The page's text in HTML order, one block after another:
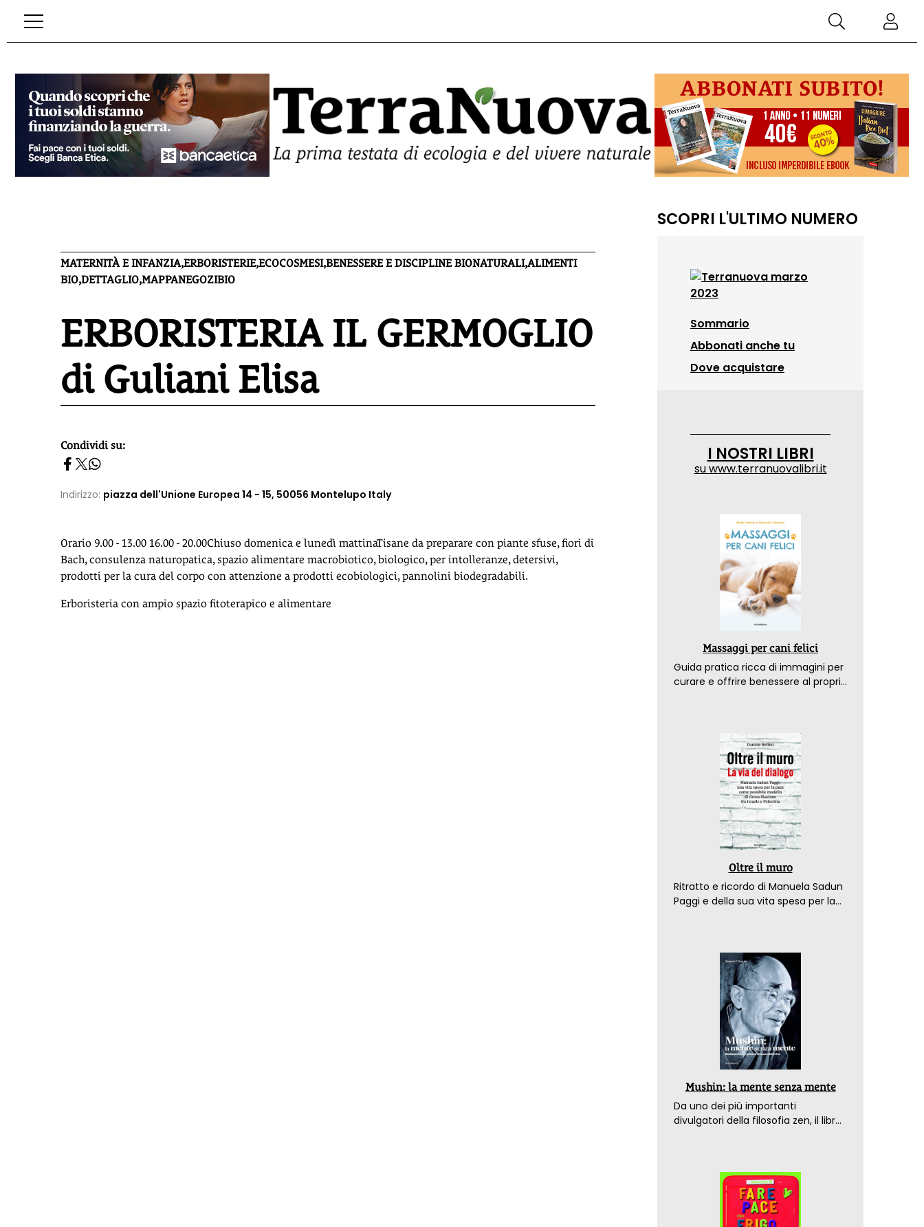
MATERNITÀ E INFANZIA,ERBORISTERIE,ECOCOSMESI,BENESSERE E DISCIPLINE BIONATURALI,ALIMENTI
BIO,DETTAGLIO,MAPPANEGOZIBIO
ERBORISTERIA IL GERMOGLIO
di Guliani Elisa
homepage h2
Condividi su:
Indirizzo: piazza dell'Unione Europea 14 - 15, 50056 Montelupo Italy
Orario 9.00 - 13.00 16.00 - 20.00Chiuso domenica e lunedì mattinaTisane da preparare con piante sfuse, fiori di
Bach, consulenza naturopatica, spazio alimentare macrobiotico, biologico, per intolleranze, detersivi,
prodotti per la cura del corpo con attenzione a prodotti ecobiologici, pannolini biodegradabili.
Erboristeria con ampio spazio fitoterapico e alimentare
SCOPRI L'ULTIMO NUMERO
Sommario
Abbonati anche tu
Dove acquistare
I NOSTRI LIBRI
suwww.terranuovalibri.it
Massaggi per cani felici
Guida pratica ricca di immagini per
curare e offrire benessere al proprio
Oltre il muro
Ritratto e ricordo di Manuela Sadun
Paggi e della sua vita spesa per la
Mushin: la mente senza mente
Da uno dei più importanti
divulgatori della filosofia zen, il libro